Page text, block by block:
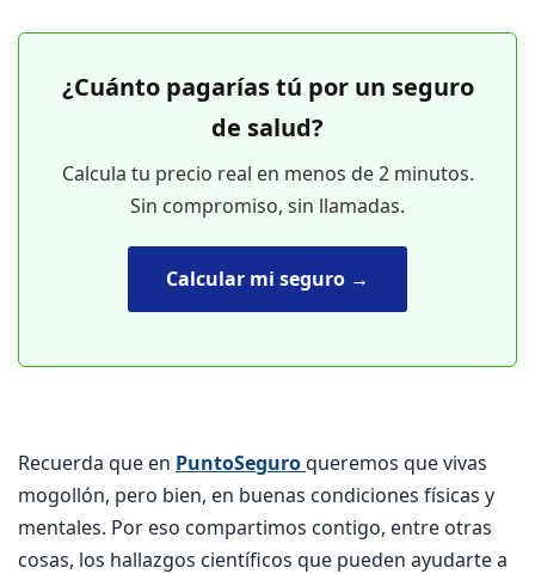
¿Cuánto pagarías tú por un seguro
de salud?
Calcula tu precio real en menos de 2 minutos.
Sin compromiso, sin llamadas.
Calcular mi seguro →
Recuerda que en PuntoSeguroqueremos que vivas
mogollón, pero bien, en buenas condiciones físicas y
mentales. Por eso compartimos contigo, entre otras
cosas, los hallazgos científicos que pueden ayudarte a